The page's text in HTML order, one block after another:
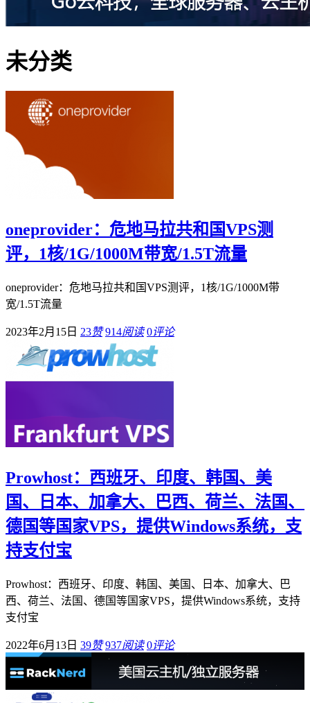
未分类
oneprovider：危地马拉共和国VPS测
评，1核/1G/1000M带宽/1.5T流量
oneprovider：危地马拉共和国VPS测评，1核/1G/1000M带
宽/1.5T流量
2023年2月15日 23赞 914阅读 0评论
Prowhost：西班牙、印度、韩国、美
国、日本、加拿大、巴西、荷兰、法国、
德国等国家VPS，提供Windows系统，支
持支付宝
Prowhost：西班牙、印度、韩国、美国、日本、加拿大、巴
西、荷兰、法国、德国等国家VPS，提供Windows系统，支持
支付宝
2022年6月13日 39赞 937阅读 0评论